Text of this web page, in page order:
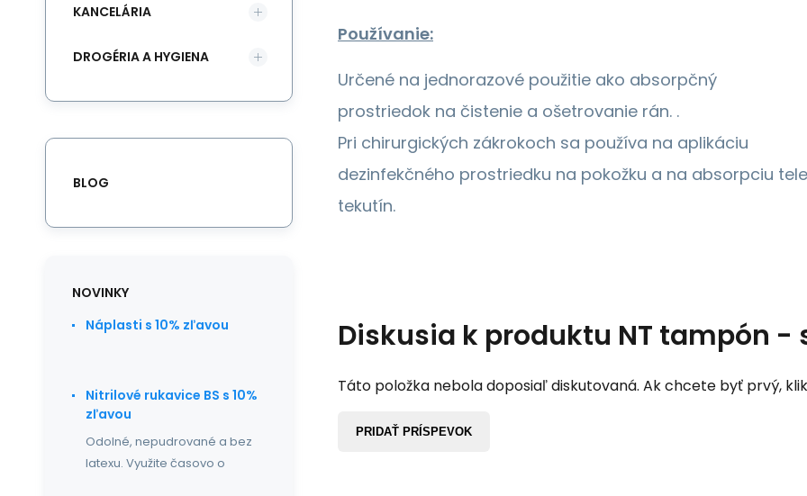
Používanie:
Určené na jednorazové použitie ako absorpčný
prostriedok na čistenie a ošetrovanie rán. .
Pri chirurgických zákrokoch sa používa na aplikáciu
dezinfekčného prostriedku na pokožku a na absorpciu
tekutín.
Diskusia k produktu NT tampón -
Táto položka nebola doposiaľ diskutovaná. Ak chcete byť prvý,
PRIDAŤ PRÍSPEVOK
KANCELÁRIA
DROGÉRIA A HYGIENA
BLOG
NOVINKY
Náplasti s 10% zľavou
Nitrilové rukavice BS s 10%
zľavou
Odolné, nepudrované a bez
latexu. Využite časovo o